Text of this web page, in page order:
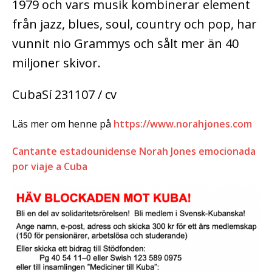
1979 och vars musik kombinerar element
från jazz, blues, soul, country och pop, har
vunnit nio Grammys och sålt mer än 40
miljoner skivor.
CubaSí 231107 / cv
Läs mer om henne på https://www.norahjones.com
Cantante estadounidense Norah Jones emocionada
por viaje a Cuba